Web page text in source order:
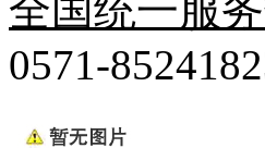
全国统一服
0571-